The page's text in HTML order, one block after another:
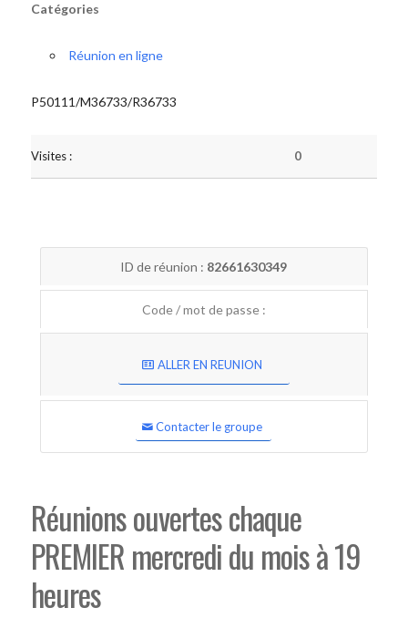
Catégories
Réunion en ligne
P50111/M36733/R36733
Visites : 0
ID de réunion : 82661630349
Code / mot de passe :
ALLER EN REUNION
Contacter le groupe
Réunions ouvertes chaque
PREMIER mercredi du mois à 19
heures